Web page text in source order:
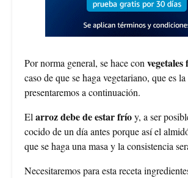
Por norma general, se hace convegetales
caso de que se haga vegetariano, que es
presentaremos a continuación.
Elarroz debe de estar fríoy, a ser
cocido de un día antes porque así el
que se haga una masa y la consistencia
Necesitaremos para esta receta